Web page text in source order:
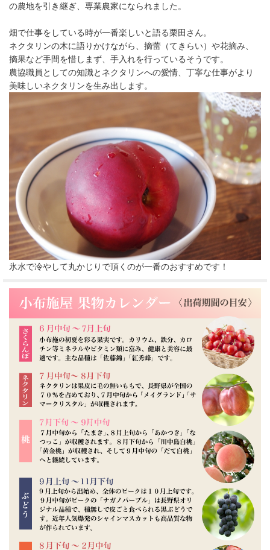
いネクタリンをお届け致します。
※品種の指定はできません。
※天候や収穫状況によりお届け期間・品種が変更となる場合がご
ざいます。
この商品は予約販売商品です。
ご注文いただきました順に、7月から順次発送いたします。
お届け希望日の指定はできませんが、お届けに都合の悪い日
がございましたらお知らせください。
配達時間のご指定は可能です。
の農地を引き継ぎ、専業農家になられました。
畑で仕事をしている時が一番楽しいと語る栗田さん。
ネクタリンの木に語りかけながら、摘蕾（てきらい）や花摘み、
摘果など手間を惜しまず、手入れを行っているそうです。
農協職員としての知識とネクタリンへの愛情、丁寧な仕事がより
美味しいネクタリンを生み出します。
氷水で冷やして丸かじりで頂くのが一番のおすすめです！